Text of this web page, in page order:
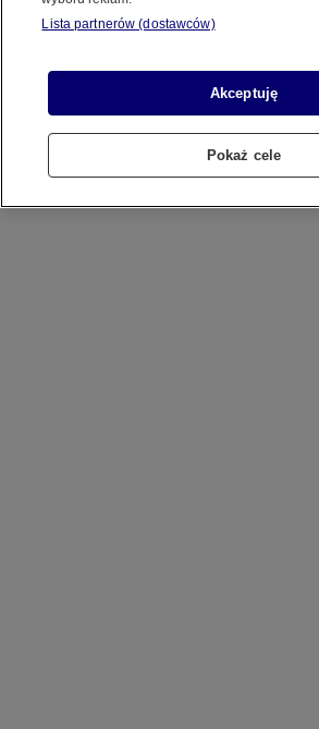
Lista partnerów (dostawców)
Akceptuję
Pokaż cele